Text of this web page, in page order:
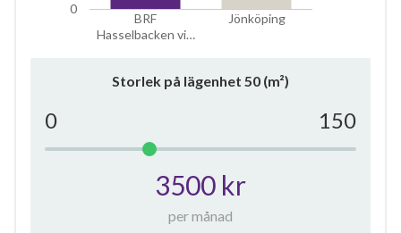
BRF
Hasselbacken vi…
Jönköping
0
Storlek på lägenhet 50 (m²)
0 150
3500 kr
per månad